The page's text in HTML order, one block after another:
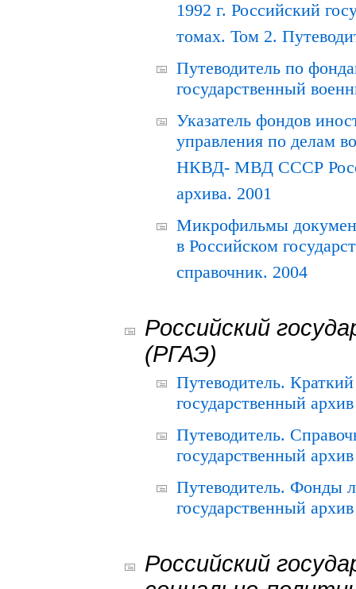
1992 г. Российский
томах. Том 2.
Путеводитель по
государственный
Указатель фондов
управления по делам
НКВД- МВД СССР
архива. 2001
Микрофильмы
в Российском
справочник. 2004
Российский
(РГАЭ)
Путеводитель.
государственный
Путеводитель.
государственный
Путеводитель. Фонды
государственный
Российский